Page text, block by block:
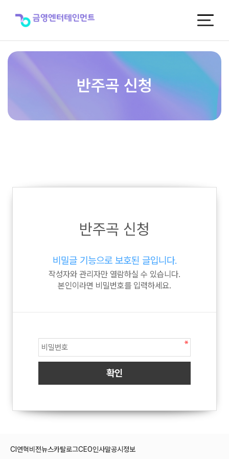
반주곡 신청
반주곡 신청
비밀글 기능으로 보호된 글입니다.
작성자와 관리자만 열람하실 수 있습니다.
본인이라면 비밀번호를 입력하세요.
CI 연혁비전뉴스카탈로그CEO인사말공시정보